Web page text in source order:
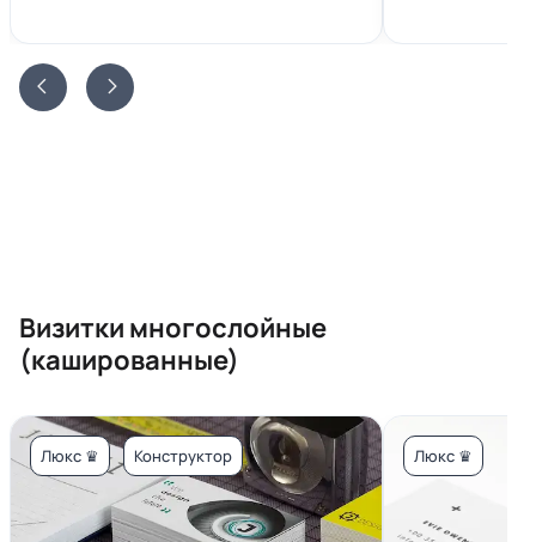
Визитки многослойные
(кашированные)
Люкс ♛ Конструктор Люкс ♛